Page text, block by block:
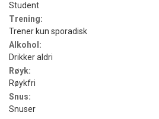
Student
Trening:
Trener kun sporadisk
Alkohol:
Drikker aldri
Røyk:
Røykfri
Snus:
Snuser